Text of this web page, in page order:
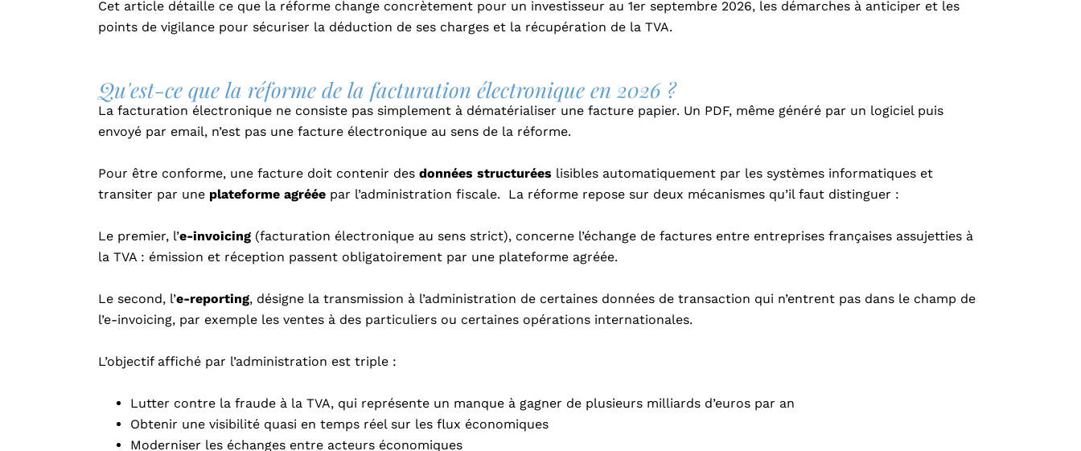
Cet article détaille ce que la réforme change concrètement pour un investisseur au 1er septembre 2026, les démarches à anticiper et les
points de vigilance pour sécuriser la déduction de ses charges et la récupération de la TVA.
Qu'est-ce que la réforme de la facturation électronique en 2026 ?
La facturation électronique ne consiste pas simplement à dématérialiser une facture papier. Un PDF, même généré par un logiciel puis
envoyé par email, n’est pas une facture électronique au sens de la réforme.
Pour être conforme, une facture doit contenir des données structurées lisibles automatiquement par les systèmes informatiques et
transiter par une plateforme agréée par l’administration fiscale. La réforme repose sur deux mécanismes qu’il faut distinguer :
Le premier, l’e-invoicing (facturation électronique au sens strict), concerne l’échange de factures entre entreprises françaises assujetties à
la TVA : émission et réception passent obligatoirement par une plateforme agréée.
Le second, l’e-reporting, désigne la transmission à l’administration de certaines données de transaction qui n’entrent pas dans le champ de
l’e-invoicing, par exemple les ventes à des particuliers ou certaines opérations internationales.
L’objectif affiché par l’administration est triple :
Lutter contre la fraude à la TVA, qui représente un manque à gagner de plusieurs milliards d’euros par an
Obtenir une visibilité quasi en temps réel sur les flux économiques
Moderniser les échanges entre acteurs économiques